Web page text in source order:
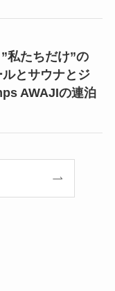
私たちだけ”の
とサウナとジ
AWAJIの連泊